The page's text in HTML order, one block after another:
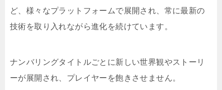
ど、様々なプラットフォームで展開され、常に最新の
技術を取り入れながら進化を続けています。
ナンバリングタイトルごとに新しい世界観やストーリ
ーが展開され、プレイヤーを飽きさせません。